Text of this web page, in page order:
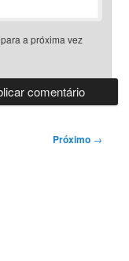
a próxima vez
Próximo →